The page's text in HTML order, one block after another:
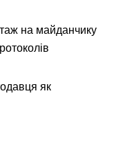
на майданчику
як